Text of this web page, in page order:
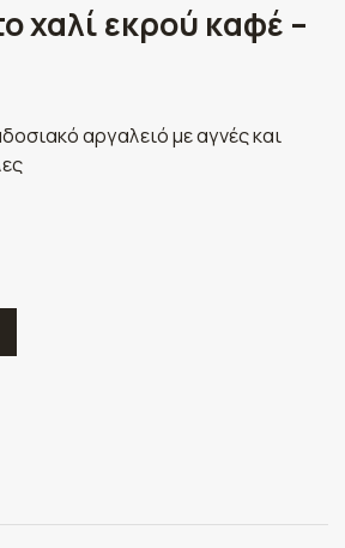
χαλί εκρού καφέ –
αργαλειό με αγνές και